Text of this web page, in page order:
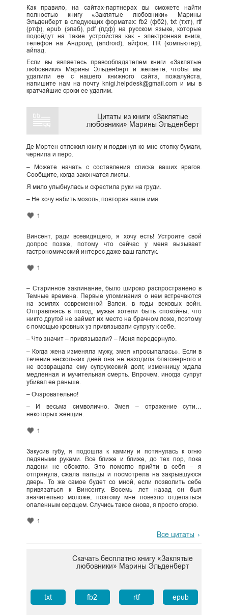
Как правило, на сайтах-партнерах вы сможете найти
полностью книгу «Заклятые любовники» Марины
Эльденберт в следующих форматах: fb2 (фб2), txt (тхт), rtf
(ртф), epub (эпаб), pdf (пдф) на русском языке, которые
подойдут на такие устройства как - электронная книга,
телефон на Андроид (android), айфон, ПК (компьютер),
айпад.
Если вы являетесь правообладателем книги «Заклятые
любовники» Марины Эльденберт и желаете, чтобы мы
удалили ее с нашего книжного сайта, пожалуйста,
напишите нам на почту knigi.helpdesk@gmail.com и мы в
кратчайшие сроки ее удалим.
Цитаты из книги «Заклятые
любовники» Марины Эльденберт
Де Мортен отложил книгу и подвинул ко мне стопку бумаги,
чернила и перо.
– Можете начать с составления списка ваших врагов.
Сообщите, когда закончатся листы.
Я мило улыбнулась и скрестила руки на груди.
– Не хочу набить мозоль, повторяя ваше имя.
1
Винсент, ради всевидящего, я хочу есть! Устроите свой
допрос позже, потому что сейчас у меня вызывает
гастрономический интерес даже ваш галстук.
1
– Старинное заклинание, было широко распространено в
Темные времена. Первые упоминания о нем встречаются
на землях современной Вэлеи, в годы вековых войн.
Отправляясь в поход, мужья хотели быть спокойны, что
никто другой не займет их место на брачном ложе, поэтому
с помощью кровных уз привязывали супругу к себе.
– Что значит – привязывали? – Меня передернуло.
– Когда жена изменяла мужу, змея «просыпалась». Если в
течение нескольких дней она не находила благоверного и
не возвращала ему супружеский долг, изменницу ждала
медленная и мучительная смерть. Впрочем, иногда супруг
убивал ее раньше.
– Очаровательно!
– И весьма символично. Змея – отражение сути…
некоторых женщин.
1
Закусив губу, я подошла к камину и потянулась к огню
ледяными руками. Все ближе и ближе, до тех пор, пока
ладони не обожгло. Это помогло прийти в себя – я
отпрянула, сжала пальцы и посмотрела на закрывшуюся
дверь. То же самое будет со мной, если позволить себе
привязаться к Винсенту. Восемь лет назад он был
значительно моложе, поэтому мне повезло отделаться
опаленным сердцем. Случись такое снова, я просто сгорю.
1
Все цитаты
Скачать бесплатно книгу «Заклятые
любовники» Марины Эльденберт
txt fb2 rtf epub